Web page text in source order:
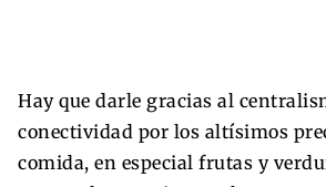
Hay que darle gracias al
conectividad por los altísimos
comida, en especial frutas y